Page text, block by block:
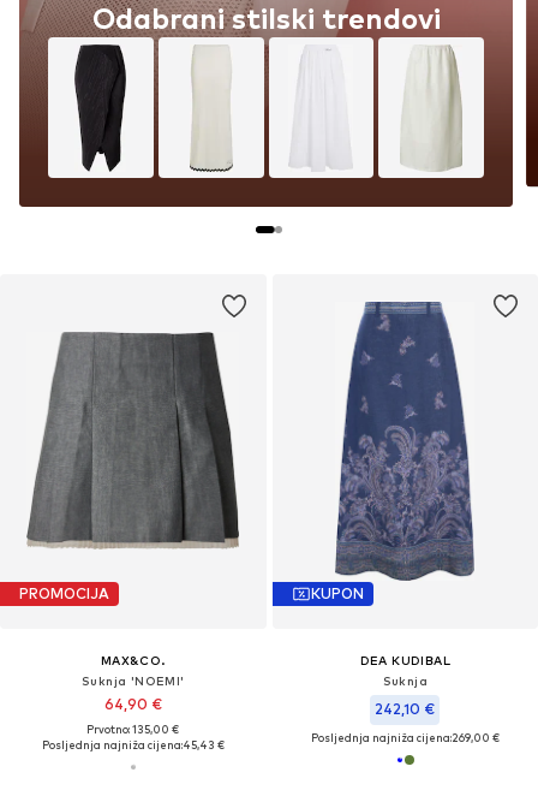
Summer Vacation Luxe
PROMOCIJA
MAX&CO.
Suknja 'NOEMI'
64,90 €
Prvotno: 135,00 €
Posljednja najniža cijena:45,43 €
KUPON
DEA KUDIBAL
Suknja
242,10 €
Posljednja najniža cijena:269,00 €